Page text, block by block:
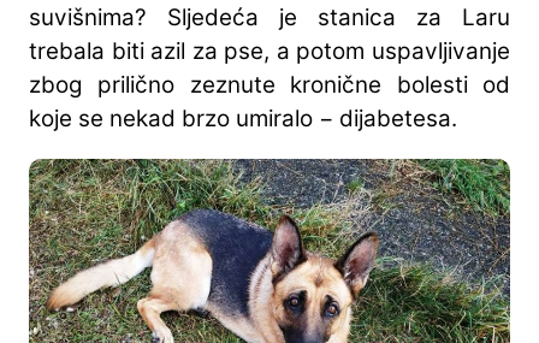
suvišnima? Sljedeća je stanica za Laru
trebala biti azil za pse, a potom uspavljivanje
zbog prilično zeznute kronične bolesti od
koje se nekad brzo umiralo − dijabetesa.